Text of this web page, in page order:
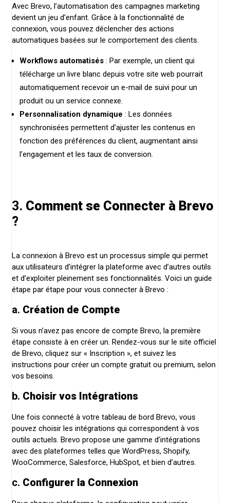
Avec Brevo, l’automatisation des campagnes marketing
devient un jeu d’enfant. Grâce à la fonctionnalité de
connexion, vous pouvez déclencher des actions
automatiques basées sur le comportement des clients.
Workflows automatisés : Par exemple, un client qui
télécharge un livre blanc depuis votre site web pourrait
automatiquement recevoir un e-mail de suivi pour un
produit ou un service connexe.
Personnalisation dynamique : Les données
synchronisées permettent d’ajuster les contenus en
fonction des préférences du client, augmentant ainsi
l’engagement et les taux de conversion.
3. Comment se Connecter à Brevo
?
La connexion à Brevo est un processus simple qui permet
aux utilisateurs d’intégrer la plateforme avec d’autres outils
et d’exploiter pleinement ses fonctionnalités. Voici un guide
étape par étape pour vous connecter à Brevo :
a. Création de Compte
Si vous n’avez pas encore de compte Brevo, la première
étape consiste à en créer un. Rendez-vous sur le site officiel
de Brevo, cliquez sur « Inscription », et suivez les
instructions pour créer un compte gratuit ou premium, selon
vos besoins.
b. Choisir vos Intégrations
Une fois connecté à votre tableau de bord Brevo, vous
pouvez choisir les intégrations qui correspondent à vos
outils actuels. Brevo propose une gamme d’intégrations
avec des plateformes telles que WordPress, Shopify,
WooCommerce, Salesforce, HubSpot, et bien d’autres.
c. Configurer la Connexion